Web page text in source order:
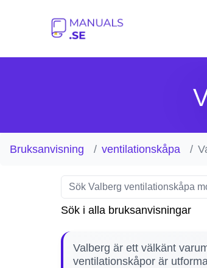
Bruksanvisning ventilationskåpa
Sök i alla bruksanvisningar
Valberg är ett välkänt
ventilationskåpor är